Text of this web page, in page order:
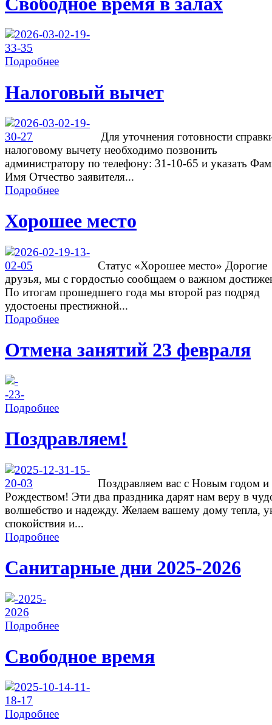
Подробнее
Налоговый вычет
Для уточнения готовности
налоговому вычету необходимо позвонить
администратору по телефону: 31-10-65 и указать
Имя Отчество заявителя...
Подробнее
Хорошее место
Cтатус «Хорошее место» Дорогие
друзья, мы с гордостью сообщаем о важном
По итогам прошедшего года мы второй раз подряд
удостоены престижной...
Подробнее
Отмена занятий 23 февраля
Подробнее
Поздравляем!
Поздравляем вас с Новым годом и
Рождеством! Эти два праздника дарят нам веру в
волшебство и надежду. Желаем вашему дому тепла,
спокойствия и...
Подробнее
Санитарные дни 2025-2026
Подробнее
Свободное время
Подробнее